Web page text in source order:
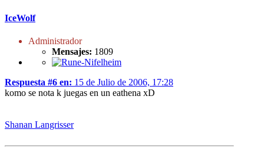
IceWolf
Administrador
Mensajes: 1809
Respuesta #6 en: 15 de Julio de 2006, 17:28
komo se nota k juegas en un eathena xD
Shanan Langrisser